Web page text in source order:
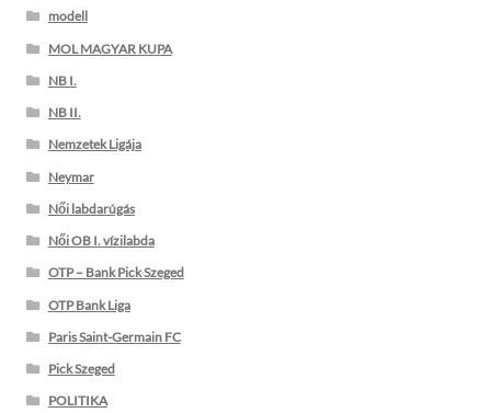
modell
MOL MAGYAR KUPA
NB I.
NB II.
Nemzetek Ligája
Neymar
Női labdarúgás
Női OB I. vízilabda
OTP – Bank Pick Szeged
OTP Bank Liga
Paris Saint-Germain FC
Pick Szeged
POLITIKA